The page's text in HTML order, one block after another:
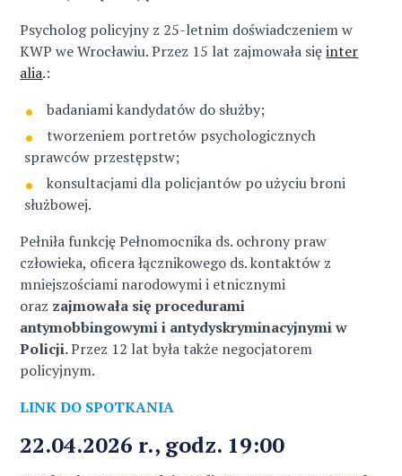
Psycholog policyjny z 25-letnim doświadczeniem w
KWP we Wrocławiu. Przez 15 lat zajmowała sięinter
alia.:
badaniami kandydatów do służby;
tworzeniem portretów psychologicznych
sprawców przestępstw;
konsultacjami dla policjantów po użyciu broni
służbowej.
Pełniła funkcję Pełnomocnika ds. ochrony praw
człowieka, oficera łącznikowego ds. kontaktów z
mniejszościami narodowymi i etnicznymi
oraz zajmowała się procedurami
antymobbingowymi i antydyskryminacyjnymi w
Policji.Przez 12 lat była także negocjatorem
policyjnym.
LINK DO SPOTKANIA
22.04.2026 r., godz. 19:00